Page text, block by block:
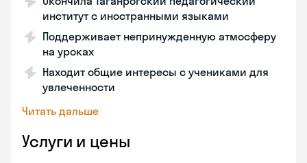
институт с иностранными языками
Поддерживает непринужденную атмосферу
на уроках
Находит общие интересы с учениками для
увлеченности
Читать дальше
Услуги и цены